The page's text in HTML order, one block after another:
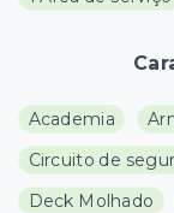
Academia
Circuito de
Deck Molhado